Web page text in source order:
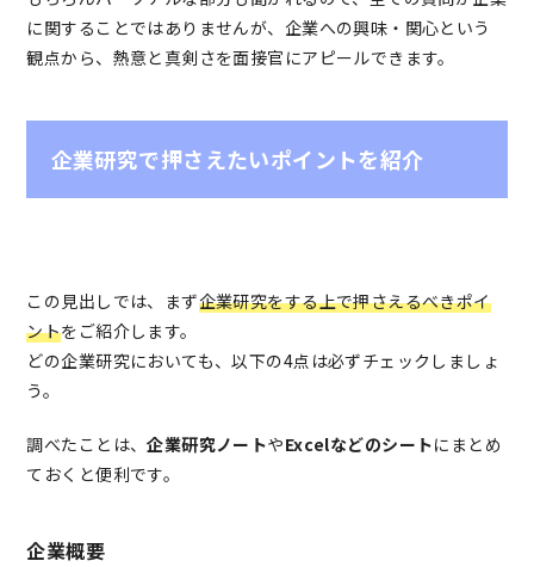
に関することではありませんが、企業への興味・関心という
観点から、熱意と真剣さを面接官にアピールできます。
企業研究で押さえたいポイントを紹介
この見出しでは、まず企業研究をする上で押さえるべきポイ
ントをご紹介します。
どの企業研究においても、以下の4点は必ずチェックしましょ
う。
調べたことは、企業研究ノートやExcelなどのシートにまとめ
ておくと便利です。
企業概要